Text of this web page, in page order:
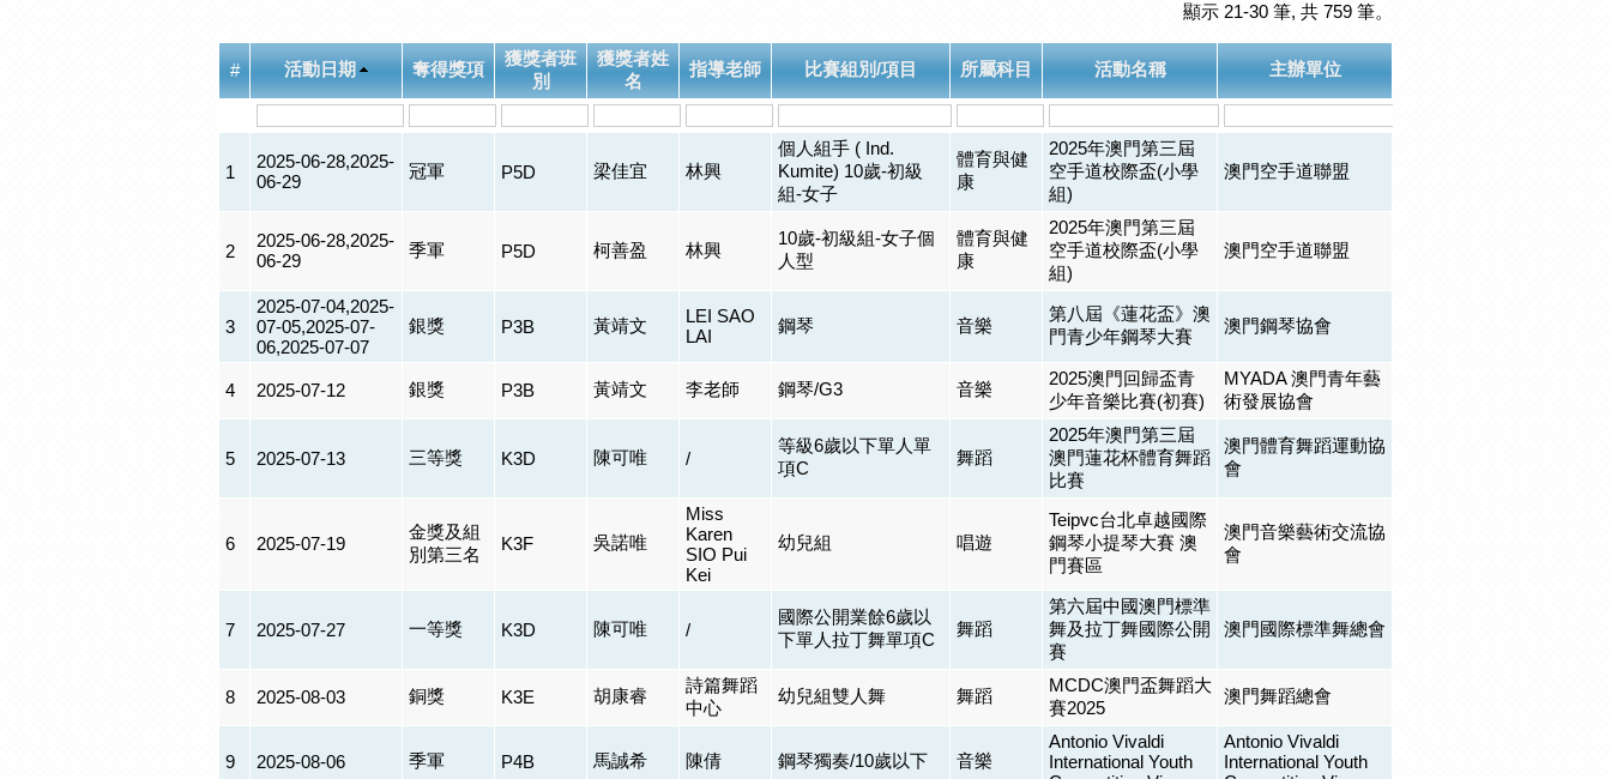
顯示 21-30 筆, 共 759 筆。
# 活動日期 奪得獎項
獲獎者班
別
獲獎者姓
名
指導老師 比賽組別/項目 所屬科目 活動名稱 主辦單位
1
2025-06-28,2025-
06-29
冠軍 P5D 梁佳宜 林興
個人組手 ( Ind.
Kumite) 10歲-初級
組-女子
體育與健
康
2025年澳門第三屆
空手道校際盃(小學
組)
澳門空手道聯盟
2
2025-06-28,2025-
06-29
季軍 P5D 柯善盈 林興
10歲-初級組-女子個
人型
體育與健
康
2025年澳門第三屆
空手道校際盃(小學
組)
澳門空手道聯盟
3
2025-07-04,2025-
07-05,2025-07-
06,2025-07-07
銀獎 P3B 黃靖文
LEI SAO
LAI
鋼琴 音樂
第八屆《蓮花盃》澳
門青少年鋼琴大賽
澳門鋼琴協會
4 2025-07-12 銀獎 P3B 黃靖文 李老師 鋼琴/G3 音樂
2025澳門回歸盃青
少年音樂比賽(初賽)
MYADA 澳門青年藝
術發展協會
5 2025-07-13 三等獎 K3D 陳可唯 /
等級6歲以下單人單
項C
舞蹈
2025年澳門第三屆
澳門蓮花杯體育舞蹈
比賽
澳門體育舞蹈運動協
會
6 2025-07-19
金獎及組
別第三名
K3F 吳諾唯
Miss
Karen
SIO Pui
Kei
幼兒組 唱遊
Teipvc台北卓越國際
鋼琴小提琴大賽 澳
門賽區
澳門音樂藝術交流協
會
7 2025-07-27 一等獎 K3D 陳可唯 /
國際公開業餘6歲以
下單人拉丁舞單項C
舞蹈
第六屆中國澳門標準
舞及拉丁舞國際公開
賽
澳門國際標準舞總會
8 2025-08-03 銅獎 K3E 胡康睿
詩篇舞蹈
中心
幼兒組雙人舞 舞蹈
MCDC澳門盃舞蹈大
賽2025
澳門舞蹈總會
9 2025-08-06 季軍 P4B 馬誠希 陳倩 鋼琴獨奏/10歲以下 音樂
Antonio Vivaldi
International Youth
Antonio Vivaldi
International Youth